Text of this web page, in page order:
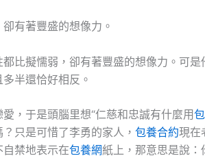
有著豐盛的想像力。
比擬懦弱，卻有著豐盛的想像力。可
半還恰好相反。
，于是頭腦里想“仁慈和忠誠有什麼用
只是可惜了李勇的家人， 包養合約現在
禁地表示在包養網紙上，那意思是說：